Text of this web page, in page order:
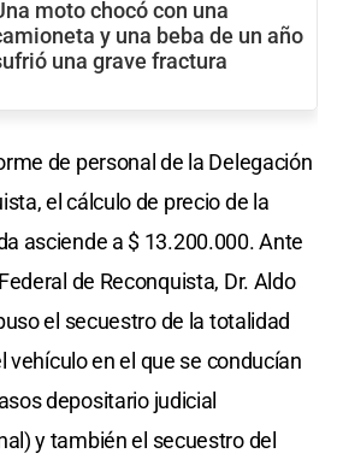
moto chocó con una
y una beba de un año
una grave fractura
de personal de la Delegación
el cálculo de precio de la
asciende a $ 13.200.000. Ante
de Reconquista, Dr. Aldo
el secuestro de la totalidad
vehículo en el que se conducían
depositario judicial
y también el secuestro del